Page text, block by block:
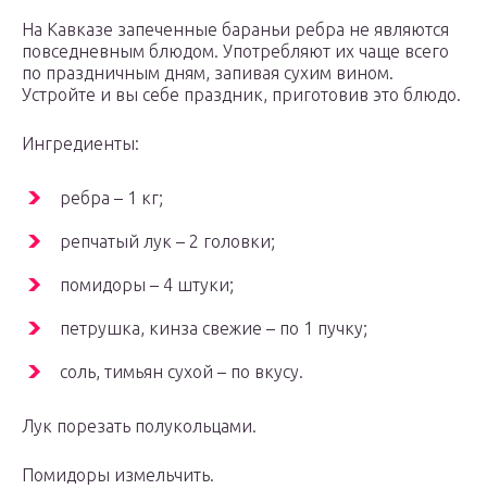
На Кавказе запеченные бараньи ребра не являются
повседневным блюдом. Употребляют их чаще всего
по праздничным дням, запивая сухим вином.
Устройте и вы себе праздник, приготовив это блюдо.
Ингредиенты:
ребра – 1 кг;
репчатый лук – 2 головки;
помидоры – 4 штуки;
петрушка, кинза свежие – по 1 пучку;
соль, тимьян сухой – по вкусу.
Лук порезать полукольцами.
Помидоры измельчить.